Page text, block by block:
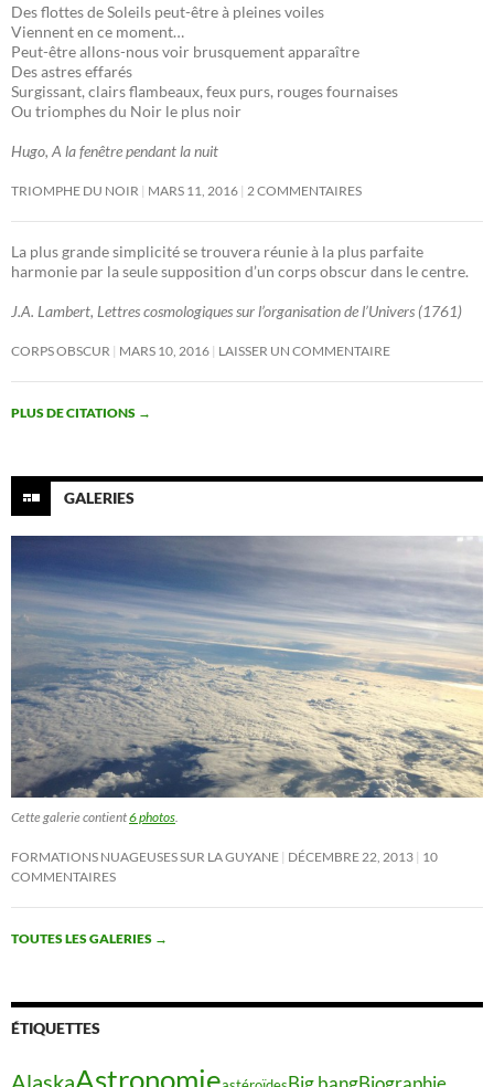
Des flottes de Soleils peut-être à pleines voiles
Viennent en ce moment…
Peut-être allons-nous voir brusquement apparaître
Des astres effarés
Surgissant, clairs flambeaux, feux purs, rouges fournaises
Ou triomphes du Noir le plus noir
Hugo, A la fenêtre pendant la nuit
TRIOMPHE DU NOIR MARS 11, 2016 2 COMMENTAIRES
La plus grande simplicité se trouvera réunie à la plus parfaite
harmonie par la seule supposition d’un corps obscur dans le centre.
J.A. Lambert, Lettres cosmologiques sur l’organisation de l’Univers (1761)
CORPS OBSCUR MARS 10, 2016 LAISSER UN COMMENTAIRE
PLUS DE CITATIONS →
GALERIES
Cette galerie contient6 photos
FORMATIONS NUAGEUSES SUR LA GUYANE DÉCEMBRE 22, 2013 10
COMMENTAIRES
TOUTES LES GALERIES →
ÉTIQUETTES
AlaskaAstronomie